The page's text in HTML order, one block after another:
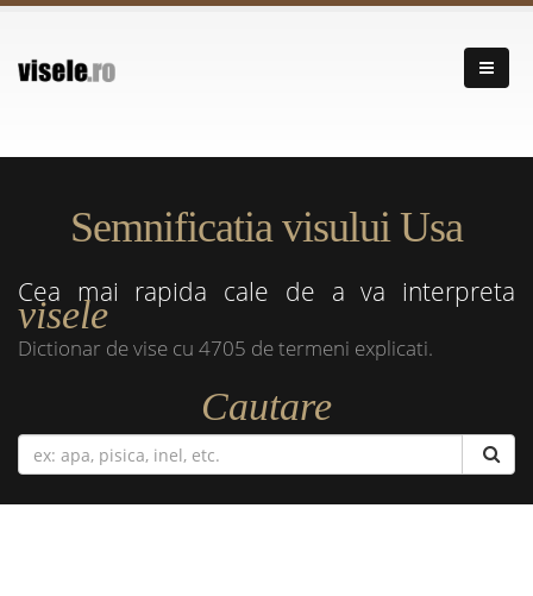
Semnificatia visului Usa
Cea mai rapida cale de a va interpreta
visele
Dictionar de vise cu 4705 de termeni explicati.
Cautare